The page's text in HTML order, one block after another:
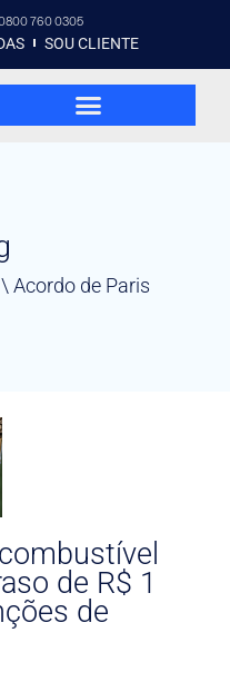
0800 760 0305
SOU CLIENTE
Acordo de Paris
de R$ 1
de